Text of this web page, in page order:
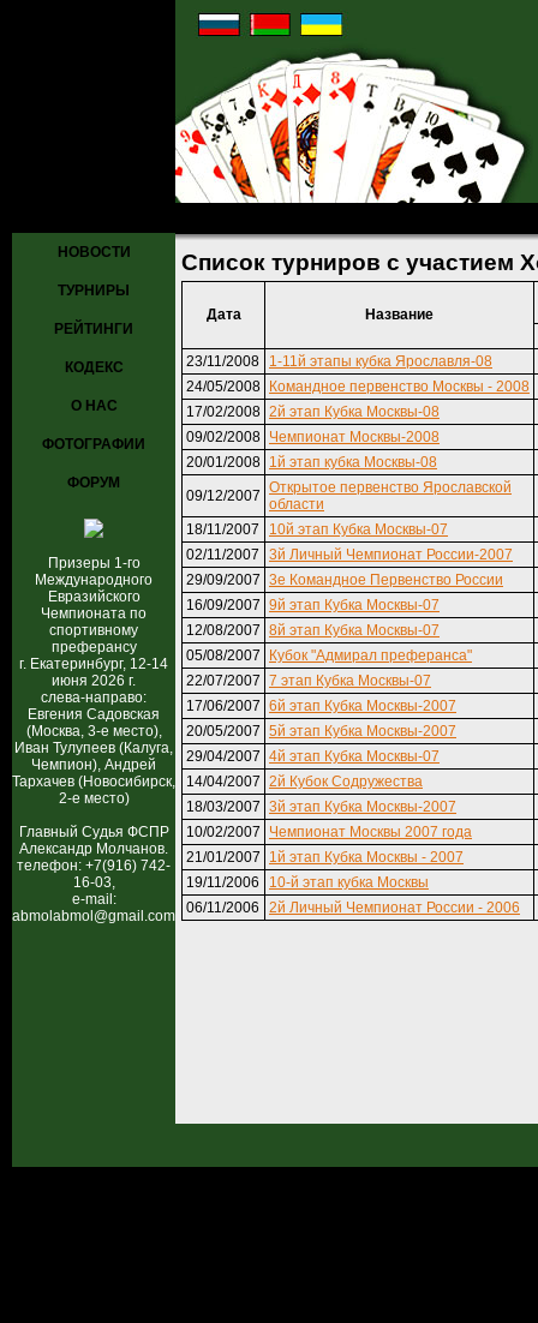
НОВОСТИ
ТУРНИРЫ
РЕЙТИНГИ
КОДЕКС
О НАС
ФОТОГРАФИИ
ФОРУМ
Призеры 1-го
Международного
Евразийского
Чемпионата по
спортивному
преферансу
г. Екатеринбург, 12-14
июня 2026 г.
слева-направо:
Евгения Садовская
(Москва, 3-е место),
Иван Тулупеев (Калуга,
Чемпион), Андрей
Тархачев (Новосибирск,
2-е место)
Главный Судья ФСПР
Александр Молчанов.
телефон: +7(916) 742-
16-03,
e-mail:
abmolabmol@gmail.com
Список турниров с участием
Дата Название
23/11/2008
1-11й этапы кубка Ярославля-08
24/05/2008
Командное первенство Москвы - 2008
17/02/2008 2й этап Кубка Москвы-08
09/02/2008 Чемпионат Москвы-2008
20/01/2008 1й этап кубка Москвы-08
09/12/2007 Открытое первенство Ярославской
области
18/11/2007
10й этап Кубка Москвы-07
02/11/2007
3й Личный Чемпионат России-2007
29/09/2007 3е Командное Первенство России
16/09/2007 9й этап Кубка Москвы-07
12/08/2007 8й этап Кубка Москвы-07
05/08/2007
Кубок "Адмирал преферанса"
22/07/2007 7 этап Кубка Москвы-07
17/06/2007 6й этап Кубка Москвы-2007
20/05/2007 5й этап Кубка Москвы-2007
29/04/2007 4й этап Кубка Москвы-07
14/04/2007 2й Кубок Содружества
18/03/2007 3й этап Кубка Москвы-2007
10/02/2007
Чемпионат Москвы 2007 года
21/01/2007
1й этап Кубка Москвы - 2007
19/11/2006
10-й этап кубка Москвы
06/11/2006
2й Личный Чемпионат России - 2006